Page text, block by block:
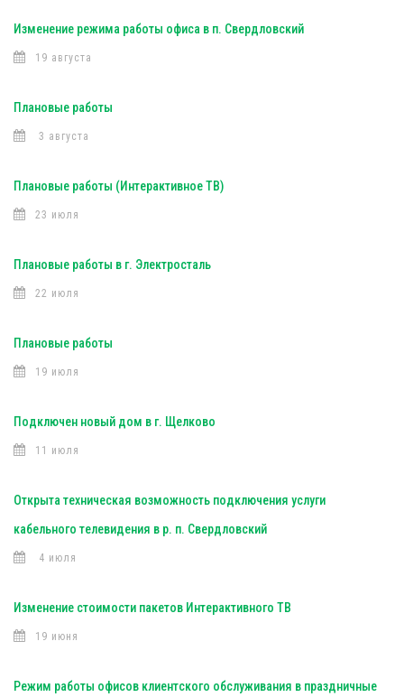
Изменение режима работы офиса в п. Свердловский
19 августа
Плановые работы
3 августа
Плановые работы (Интерактивное ТВ)
23 июля
Плановые работы в г. Электросталь
22 июля
Плановые работы
19 июля
Подключен новый дом в г. Щелково
11 июля
Открыта техническая возможность подключения услуги
кабельного телевидения в р. п. Свердловский
4 июля
Изменение стоимости пакетов Интерактивного ТВ
19 июня
Режим работы офисов клиентского обслуживания в праздничные